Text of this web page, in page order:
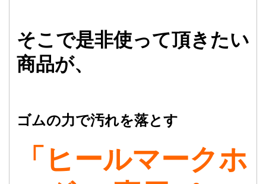
そこで是非使って頂きたい
商品が、
ゴムの力で汚れを落とす
「ヒールマークホ